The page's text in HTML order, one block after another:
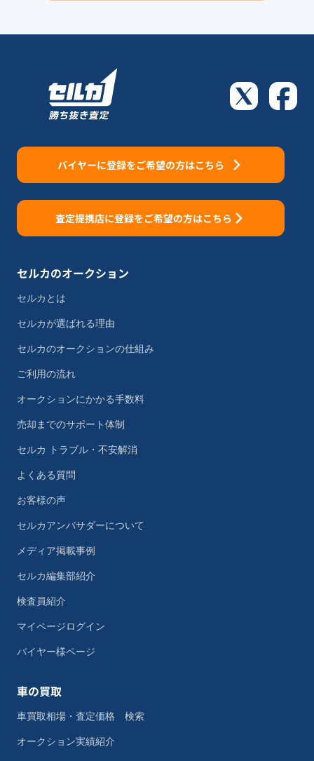
バイヤーに登録をご希望の方はこちら
査定提携店に登録をご希望の方はこちら
セルカのオークション
セルカとは
セルカが選ばれる理由
セルカのオークションの仕組み
ご利用の流れ
オークションにかかる手数料
売却までのサポート体制
セルカ トラブル・不安解消
よくある質問
お客様の声
セルカアンバサダーについて
メディア掲載事例
セルカ編集部紹介
検査員紹介
マイページログイン
バイヤー様ページ
車の買取
車買取相場・査定価格 検索
オークション実績紹介